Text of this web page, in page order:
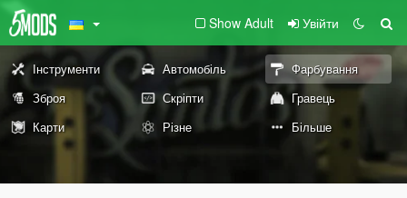
Show Adult Увійти
Інструменти Автомобіль
Фарбування
Зброя
Скріпти
Гравець
Карти
Різне Більше